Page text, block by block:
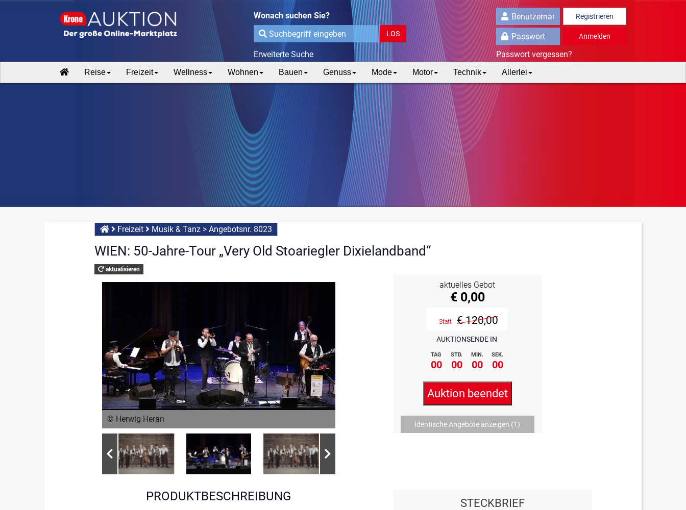
Wonach suchen Sie?
LOS
Erweiterte Suche
Registrieren
Anmelden
Passwort vergessen?
Reise Freizeit Wellness Wohnen Bauen Genuss Mode Motor Technik Allerlei
Freizeit Musik & Tanz> Angebotsnr. 8023
WIEN: 50-Jahre-Tour „Very Old Stoariegler Dixielandband“
aktualisieren
© Herwig Heran
AUKTIONSENDE IN
TAG STD. MIN. SEK.
00 00 00 00
aktuelles Gebot
€ 0,00
Statt € 120,00
Auktion beendet
Identische Angebote anzeigen (1)
STECKBRIEF
PRODUKTBESCHREIBUNG